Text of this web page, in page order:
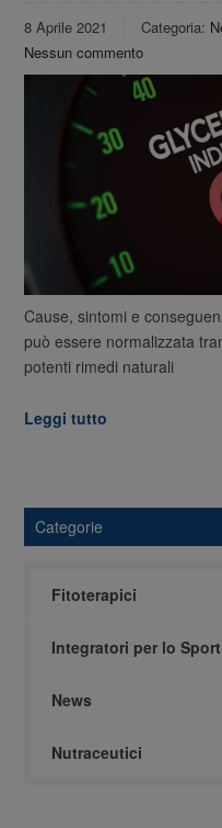
8 Aprile 2021 Categoria:
Nessun commento
Cause, sintomi e
può essere normalizzata
potenti rimedi naturali
Leggi tutto
Categorie
Fitoterapici
Integratori per lo Sport
News
Nutraceutici